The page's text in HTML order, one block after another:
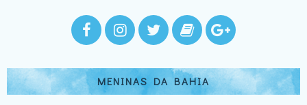
MENINAS DA BAHIA